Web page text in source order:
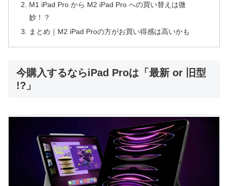
M1 iPad Pro から M2 iPad Pro への買い替えは微
妙！？
まとめ｜M2 iPad Proの方がお買い得感は高いかも
今購入するならiPad Proは「最新 or 旧型
!?」